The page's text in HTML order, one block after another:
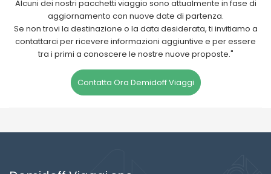
Alcuni dei nostri pacchetti viaggio sono attualmente in fase di
aggiornamento con nuove date di partenza.
Se non trovi la destinazione o la data desiderata, ti invitiamo a
contattarci per ricevere informazioni aggiuntive e per essere
tra i primi a conoscere le nostre nuove proposte."
Contatta Ora Demidoff Viaggi